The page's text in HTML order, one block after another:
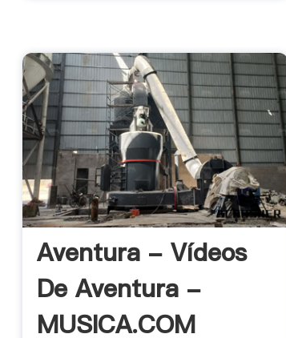
Aventura - Vídeos
De Aventura -
MUSICA.COM